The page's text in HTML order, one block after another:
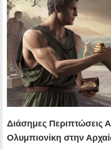
Διάσημες Περιπτώσεις
Ολυμπιονίκη στην